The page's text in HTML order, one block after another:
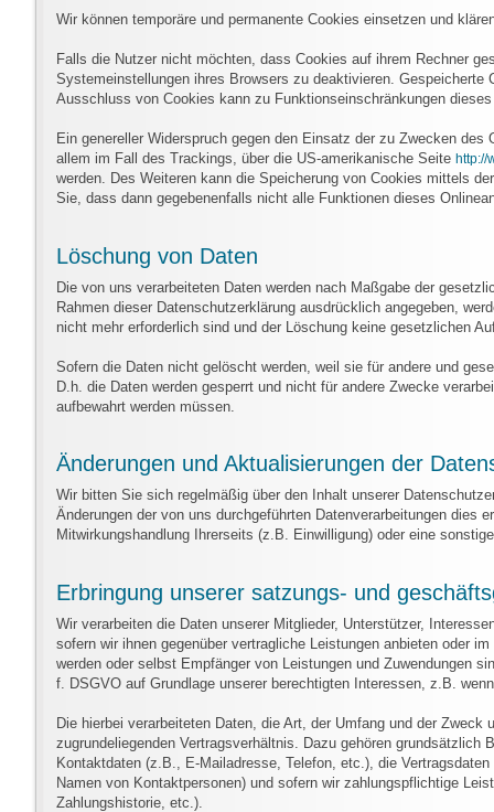
Wir können temporäre und permanente Cookies einsetzen und
Falls die Nutzer nicht möchten, dass Cookies auf ihrem Rechner
Systemeinstellungen ihres Browsers zu deaktivieren.
Ausschluss von Cookies kann zu Funktionseinschränkungen
Ein genereller Widerspruch gegen den Einsatz der zu Zwecken
allem im Fall des Trackings, über die US-amerikanische Seite http://
werden. Des Weiteren kann die Speicherung von Cookies mittels
Sie, dass dann gegebenenfalls nicht alle Funktionen dieses
Löschung von Daten
Die von uns verarbeiteten Daten werden nach Maßgabe der
Rahmen dieser Datenschutzerklärung ausdrücklich angegeben,
nicht mehr erforderlich sind und der Löschung keine gesetzlichen
Sofern die Daten nicht gelöscht werden, weil sie für andere und
D.h. die Daten werden gesperrt und nicht für andere Zwecke
aufbewahrt werden müssen.
Änderungen und Aktualisierungen der
Wir bitten Sie sich regelmäßig über den Inhalt unserer
Änderungen der von uns durchgeführten Datenverarbeitungen dies
Mitwirkungshandlung Ihrerseits (z.B. Einwilligung) oder eine
Erbringung unserer satzungs- und
Wir verarbeiten die Daten unserer Mitglieder, Unterstützer,
sofern wir ihnen gegenüber vertragliche Leistungen anbieten oder
werden oder selbst Empfänger von Leistungen und Zuwendungen
f. DSGVO auf Grundlage unserer berechtigten Interessen, z.B.
Die hierbei verarbeiteten Daten, die Art, der Umfang und der
zugrundeliegenden Vertragsverhältnis. Dazu gehören
Kontaktdaten (z.B., E-Mailadresse, Telefon, etc.), die
Namen von Kontaktpersonen) und sofern wir zahlungspflichtige
Zahlungshistorie, etc.).